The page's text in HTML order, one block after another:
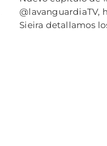
@lavanguardiaTV,
Sieira detallamos